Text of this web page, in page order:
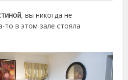
, вы никогда не
то в этом зале стояла